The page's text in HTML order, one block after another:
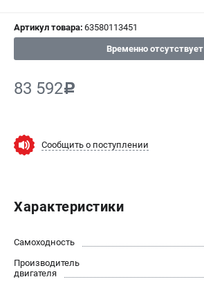
СРАВНЕНИЕ ( 0 )
Нашли дешевле?
ИНФОРМАЦИЯ
Артикул товара: 63580113451
Временно отсутствует
83 592c
Сообщить о поступлении
Характеристики
Самоходность
Производитель
двигателя